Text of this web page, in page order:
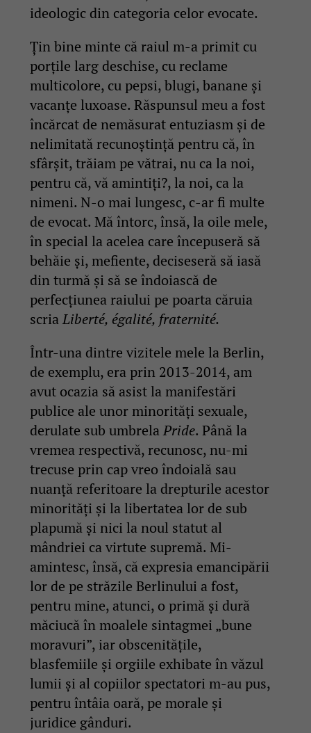
ideologic din categoria celor evocate.
Țin bine minte că raiul m-a primit cu
porțile larg deschise, cu reclame
multicolore, cu pepsi, blugi, banane și
vacanțe luxoase. Răspunsul meu a fost
încărcat de nemăsurat entuziasm și de
nelimitată recunoștință pentru că, în
sfârșit, trăiam pe vătrai, nu ca la noi,
pentru că, vă amintiți?, la noi, ca la
nimeni. N-o mai lungesc, c-ar fi multe
de evocat. Mă întorc, însă, la oile mele,
în special la acelea care începuseră să
behăie și, mefiente, deciseseră să iasă
din turmă și să se îndoiască de
perfecțiunea raiului pe poarta căruia
scriaLiberté, égalité, fraternité.
Într-una dintre vizitele mele la Berlin,
de exemplu, era prin 2013-2014, am
avut ocazia să asist la manifestări
publice ale unor minorități sexuale,
derulate sub umbrelaPride. Până la
vremea respectivă, recunosc, nu-mi
trecuse prin cap vreo îndoială sau
nuanță referitoare la drepturile acestor
minorități și la libertatea lor de sub
plapumă și nici la noul statut al
mândriei ca virtute supremă. Mi-
amintesc, însă, că expresia emancipării
lor de pe străzile Berlinului a fost,
pentru mine, atunci, o primă și dură
măciucă în moalele sintagmei „bune
moravuri”, iar obscenitățile,
blasfemiile și orgiile exhibate în văzul
lumii și al copiilor spectatori m-au pus,
pentru întâia oară, pe morale și
juridice gânduri.